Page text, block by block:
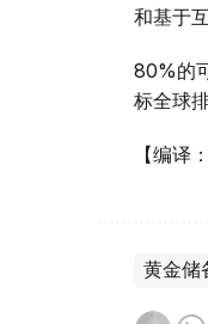
和基于
80%的
标全球
【编译
黄金储